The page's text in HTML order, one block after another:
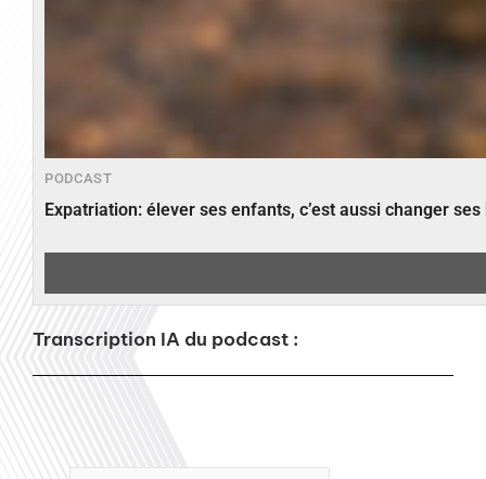
PODCAST
Expatriation: élever ses enfants, c’est aussi changer
Transcription IA du podcast :